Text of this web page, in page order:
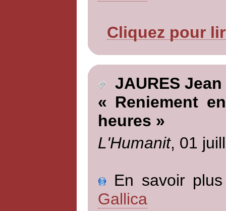
Cliquez pour
JAURES Jean
« Reniement
heures »
L'Humanit, 01
En savoir
Gallica